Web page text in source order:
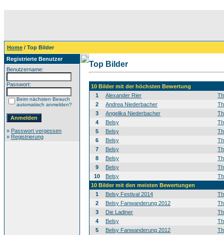
Home / Top Bilder
Registrierte Benutzer
Benutzername:
Passwort:
Beim nächsten Besuch
automatisch anmelden?
» Passwort vergessen
» Registrierung
Top Bilder
10 Bilder mit der höchsten Bewertung
1
Alexander Rier
2
Andrea Niederbacher
3
Angelika Niederbacher
4
Belsy
5
Belsy
6
Belsy
7
Belsy
8
Belsy
9
Belsy
10
Belsy
10 Bilder mit den meisten Bewertungen
1
Belsy Festival 2014
2
Belsy Fanwanderung 2012
3
Die Ladiner
4
Belsy
5
Belsy Fanwanderung 2012